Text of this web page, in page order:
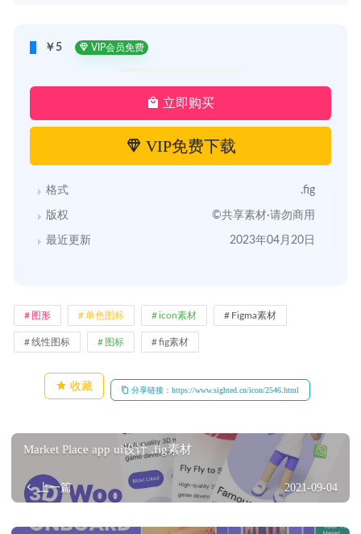
￥5 VIP会员免费
立即购买
VIP免费下载
格式 .fig
版权 ©共享素材·请勿商用
最近更新 2023年04月20日
图形 单色图标 icon素材 Figma素材
线性图标 图标 fig素材
收藏 分享链接：https://www.sighted.cn/icon/2546.html
Market Place app ui设计 .fig素材
上一篇 2021-09-04